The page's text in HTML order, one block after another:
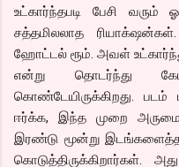
உட்கார்ந்தபடி பேசி
சத்தமிலலாத
ஹோட்டல் ரூம். அவள்
என்று தொடர்ந்து
கொண்டேயிருக்கிறது.
ஈர்க்க, இந்த முறை
இரண்டு மூன்று
கொடுத்திருக்கிறார்கள்.